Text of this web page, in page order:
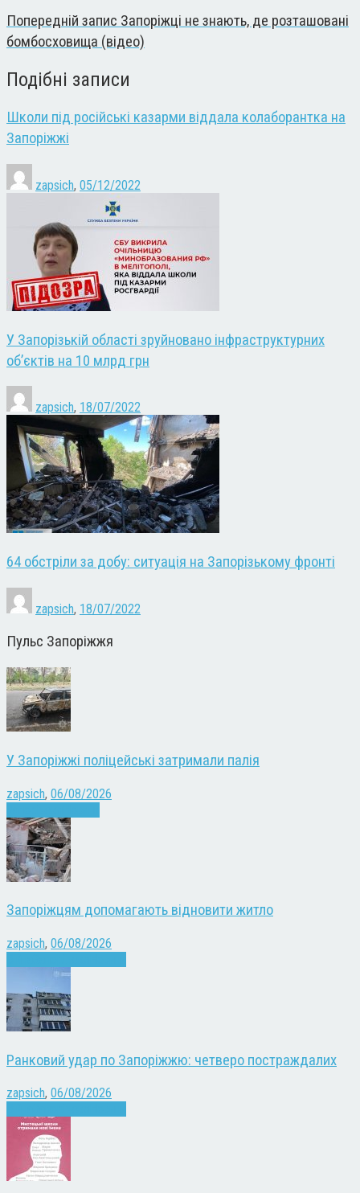
Попередній запис Запоріжці не знають, де розташовані
бомбосховища (відео)
Подібні записи
Школи під російські казарми віддала колаборантка на
Запоріжжі
zapsich, 05/12/2022
У Запорізькій області зруйновано інфраструктурних
об’єктів на 10 млрд грн
zapsich, 18/07/2022
64 обстріли за добу: ситуація на Запорізькому фронті
zapsich, 18/07/2022
Пульс Запоріжжя
У Запоріжжі поліцейські затримали палія
zapsich, 06/08/2026
Запоріжцям допомагають відновити житло
zapsich, 06/08/2026
Ранковий удар по Запоріжжю: четверо постраждалих
zapsich, 06/08/2026